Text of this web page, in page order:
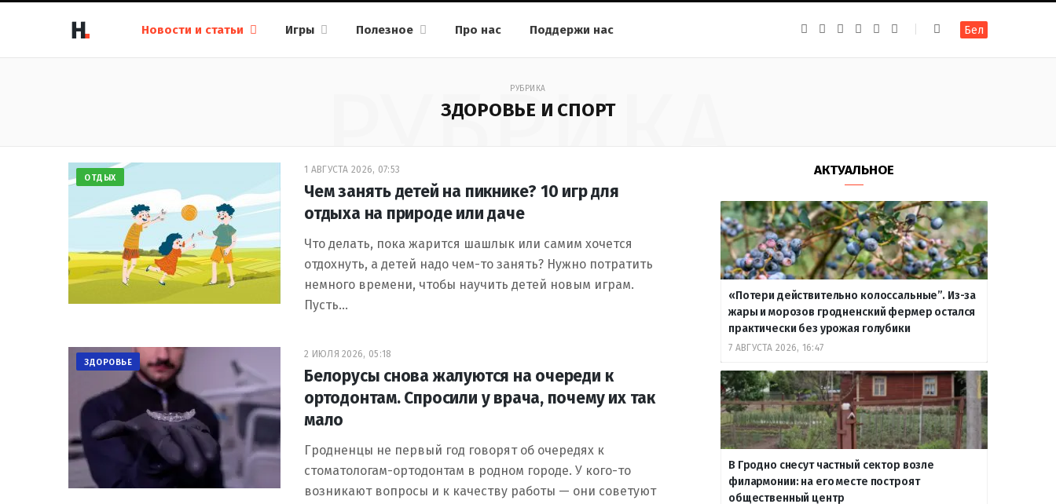
Новости и статьи Игры Полезное Про нас Поддержи нас Бел
РУБРИКА
ЗДОРОВЬЕ И СПОРТ
РУБРИКА
ОТДЫХ
1 АВГУСТА 2026, 07:53
Чем занять детей на пикнике? 10 игр для
отдыха на природе или даче
Что делать, пока жарится шашлык или самим хочется
отдохнуть, а детей надо чем-то занять? Нужно потратить
немного времени, чтобы научить детей новым играм.
Пусть…
ЗДОРОВЬЕ
2 ИЮЛЯ 2026, 05:18
Белорусы снова жалуются на очереди к
ортодонтам. Спросили у врача, почему их так
мало
Гродненцы не первый год говорят об очередях к
стоматологам-ортодонтам в родном городе. У кого-то
возникают вопросы и к качеству работы — они советуют
АКТУАЛЬНОЕ
«Потери действительно колоссальные”. Из-за
жары и морозов гродненский фермер остался
практически без урожая голубики
7 АВГУСТА 2026, 16:47
В Гродно снесут частный сектор возле
филармонии: на его месте построят
общественный центр